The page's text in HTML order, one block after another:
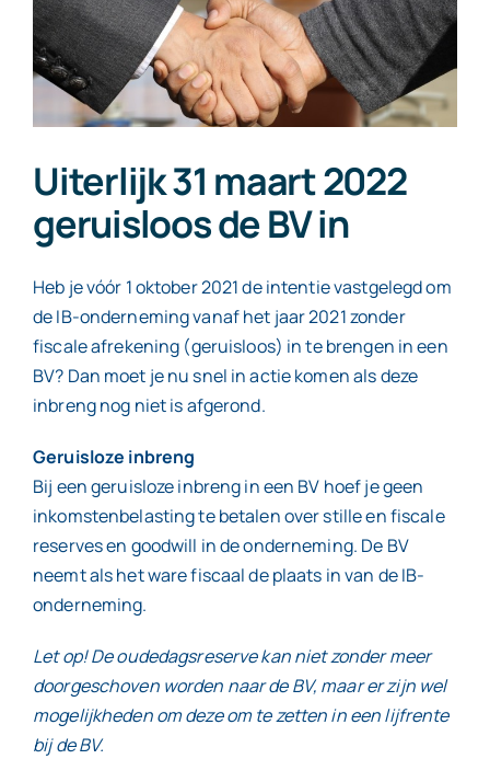
Contact
Uiterlijk 31 maart 2022
geruisloos de BV in
Heb je vóór 1 oktober 2021 de intentie vastgelegd om
de IB-onderneming vanaf het jaar 2021 zonder
fiscale afrekening (geruisloos) in te brengen in een
BV? Dan moet je nu snel in actie komen als deze
inbreng nog niet is afgerond.
Geruisloze inbreng
Bij een geruisloze inbreng in een BV hoef je geen
inkomstenbelasting te betalen over stille en fiscale
reserves en goodwill in de onderneming. De BV
neemt als het ware fiscaal de plaats in van de IB-
onderneming.
Let op! De oudedagsreserve kan niet zonder meer
doorgeschoven worden naar de BV, maar er zijn wel
mogelijkheden om deze om te zetten in een lijfrente
bij de BV.